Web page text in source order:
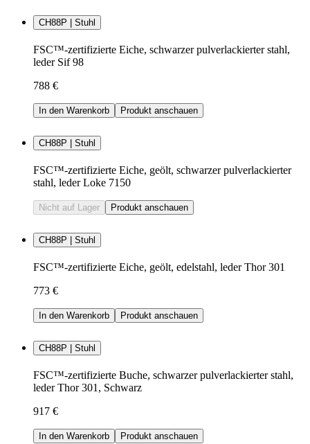
CH88P | Stuhl
FSC™-zertifizierte Eiche, schwarzer pulverlackierter stahl,
leder Sif 98
788 €
In den Warenkorb Produkt anschauen
CH88P | Stuhl
FSC™-zertifizierte Eiche, geölt, schwarzer pulverlackierter
stahl, leder Loke 7150
Nicht auf Lager Produkt anschauen
CH88P | Stuhl
FSC™-zertifizierte Eiche, geölt, edelstahl, leder Thor 301
773 €
In den Warenkorb Produkt anschauen
CH88P | Stuhl
FSC™-zertifizierte Buche, schwarzer pulverlackierter stahl,
leder Thor 301, Schwarz
917 €
In den Warenkorb Produkt anschauen